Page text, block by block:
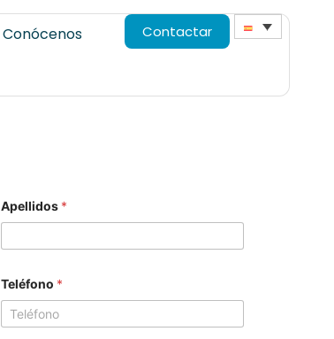
Conócenos
Contactar
Apellidos *
Teléfono *